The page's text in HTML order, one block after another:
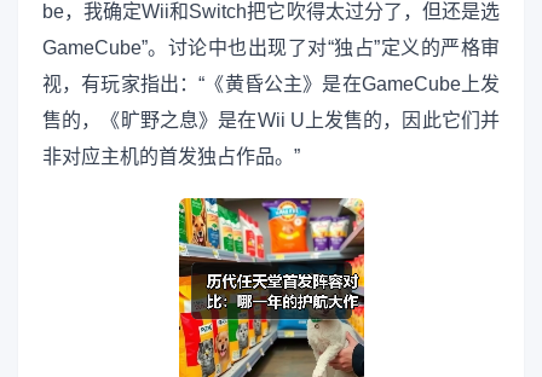
be，我确定Wii和Switch把它吹得太过分了，但还是选
GameCube”。讨论中也出现了对“独占”定义的严格审
视，有玩家指出：“《黄昏公主》是在GameCube上发
售的，《旷野之息》是在Wii U上发售的，因此它们并
非对应主机的首发独占作品。”